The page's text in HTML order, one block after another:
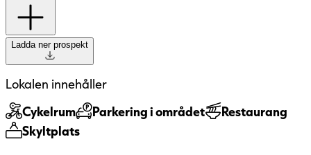
byggnaders hållbarhet ur ett
helhetsperspektiv, bland annat utifrån
energi, inomhusmiljö, material, vatten och
hur byggnaden förvaltas. Certifieringen
innebär att byggnadens miljöprestanda har
granskats och verifierats av en oberoende
tredje part.
Ladda ner prospekt
Lokalen innehåller
Cykelrum Parkering i området
Restaurang
Skyltplats